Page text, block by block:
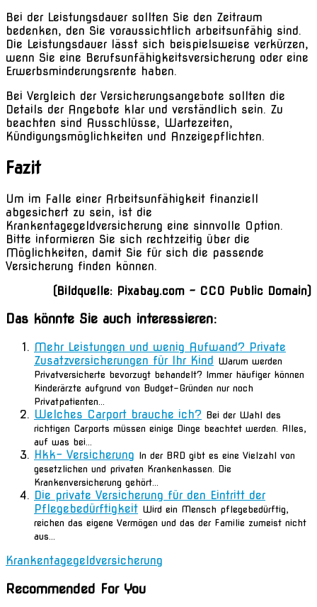
Bei der Leistungsdauer sollten Sie den Zeitraum
bedenken, den Sie voraussichtlich arbeitsunfähig sind.
Die Leistungsdauer lässt sich beispielsweise verkürzen,
wenn Sie eine Berufsunfähigkeitsversicherung oder eine
Erwerbsminderungsrente haben.
Bei Vergleich der Versicherungsangebote sollten die
Details der Angebote klar und verständlich sein. Zu
beachten sind Ausschlüsse, Wartezeiten,
Kündigungsmöglichkeiten und Anzeigepflichten.
Fazit
Um im Falle einer Arbeitsunfähigkeit finanziell
abgesichert zu sein, ist die
Krankentagegeldversicherung eine sinnvolle Option.
Bitte informieren Sie sich rechtzeitig über die
Möglichkeiten, damit Sie für sich die passende
Versicherung finden können.
(Bildquelle: Pixabay.com – CC0 Public Domain)
Das könnte Sie auch interessieren:
Mehr Leistungen und wenig Aufwand? Private
Zusatzversicherungen für Ihr Kind Warum werden
Privatversicherte bevorzugt behandelt? Immer häufiger können
Kinderärzte aufgrund von Budget-Gründen nur noch
Privatpatienten...
Welches Carport brauche ich? Bei der Wahl des
richtigen Carports müssen einige Dinge beachtet werden. Alles,
auf was bei...
Hkk- Versicherung In der BRD gibt es eine Vielzahl von
gesetzlichen und privaten Krankenkassen. Die
Krankenversicherung gehört...
Die private Versicherung für den Eintritt der
Pflegebedürftigkeit Wird ein Mensch pflegebedürftig,
reichen das eigene Vermögen und das der Familie zumeist nicht
aus...
Krankentagegeldversicherung
Recommended For You